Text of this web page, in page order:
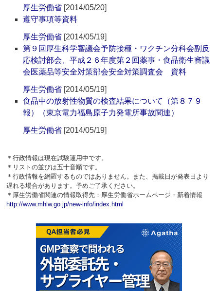
厚生労働省 [2014/05/20]
遵守事項等資料
厚生労働省 [2014/05/19]
第９回厚生科学審議会予防接種・ワクチン分科会副反
応検討部会、平成２６年度第２回薬事・食品衛生審議
会医薬品等安全対策部会安全対策調査会 資料
厚生労働省 [2014/05/19]
食品中の放射性物質の検査結果について（第８７９
報）（東京電力福島原子力発電所事故関連）
厚生労働省 [2014/05/19]
＊行政情報は現在試験運用中です。
＊リストの並びは五十音順です。
＊行政情報を網羅するものではありません。また、掲載日が発表日より
遅れる場合があります。予めご了承ください。
＊厚生労働省関連の情報取得先：厚生労働省ホームページ・新着情報
http://www.mhlw.go.jp/new-info/index.html